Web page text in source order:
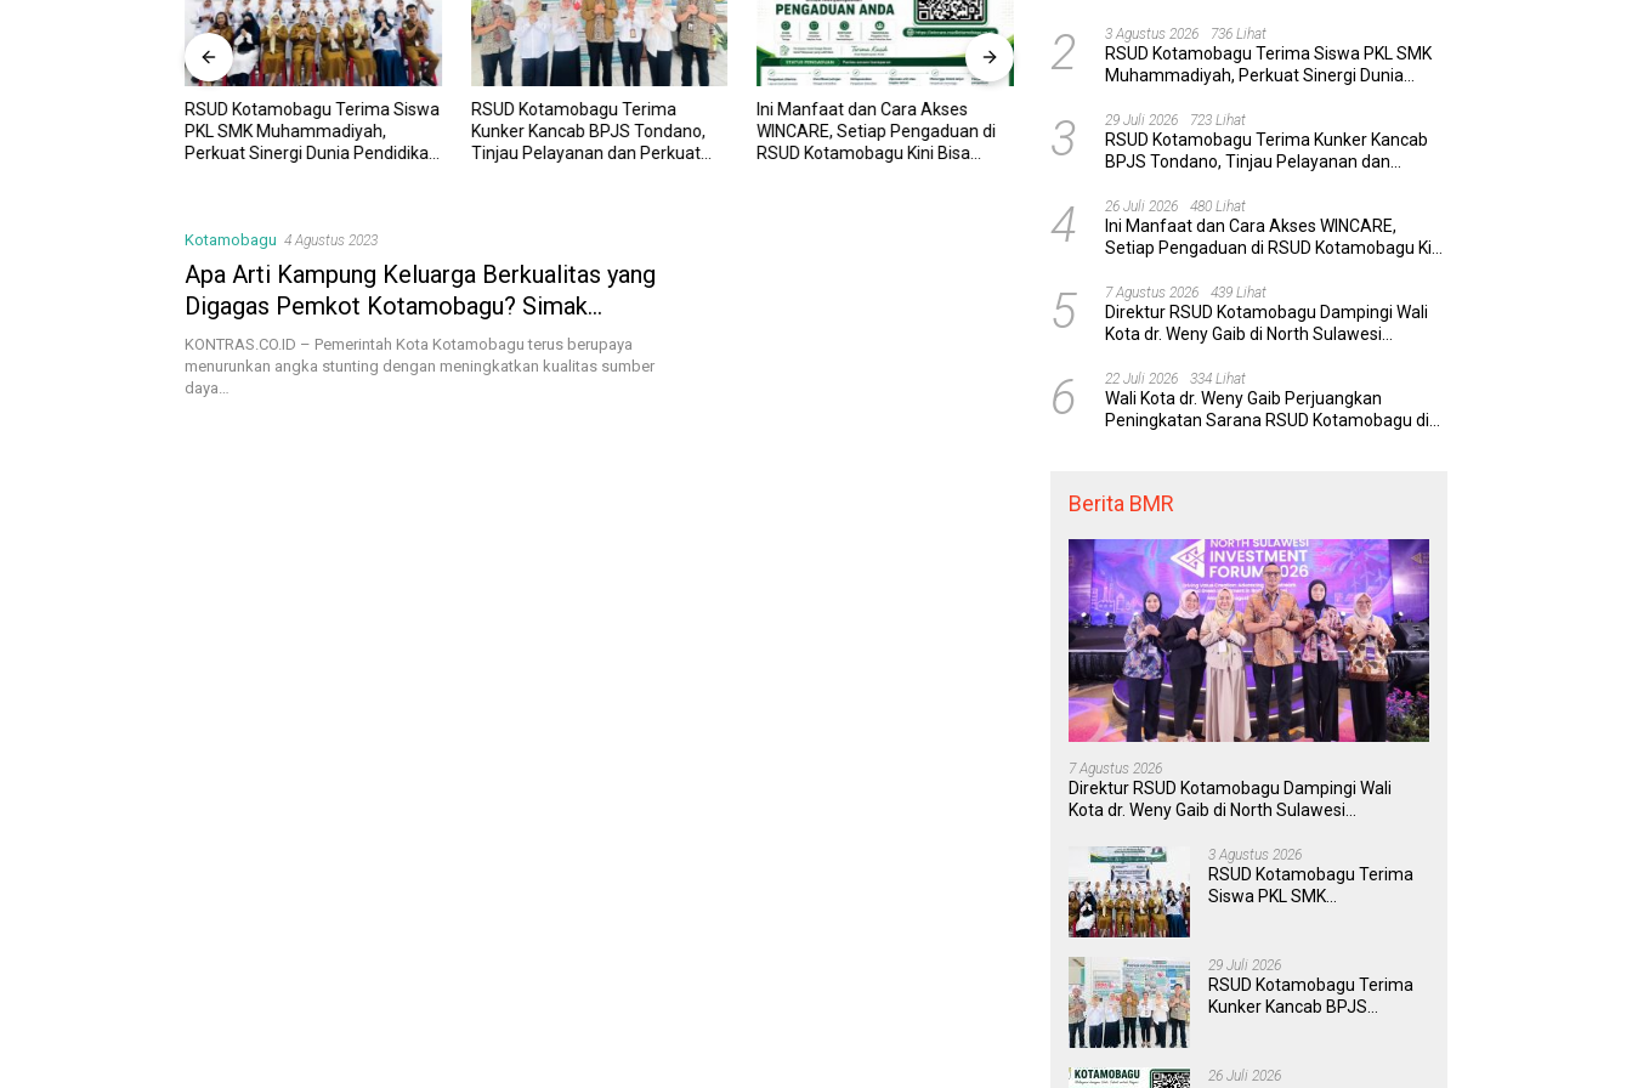
RSUD Kotamobagu Terima Siswa
PKL SMK Muhammadiyah,
Perkuat Sinergi Dunia Pendidikan
RSUD Kotamobagu Terima
Kunker Kancab BPJS Tondano,
Tinjau Pelayanan dan Perkuat
Ini Manfaat dan Cara Akses
WINCARE, Setiap Pengaduan di
RSUD Kotamobagu Kini Bisa
RSUD Kotamobagu Hadirkan
WINCARE, Terobosan Digital
untuk Pengaduan Masyarakat
dan Pegawai yang Cepat,
Transparan, dan Responsif
Mongondow Selatan: Jejak
Seorang Bunda Pembaharu dan
Kotamobagu 4 Agustus 2023
Apa Arti Kampung Keluarga Berkualitas yang
Digagas Pemkot Kotamobagu? Simak
Penjelasan Ahmad Yani Umar
KONTRAS.CO.ID – Pemerintah Kota Kotamobagu terus berupaya
menurunkan angka stunting dengan meningkatkan kualitas sumber
daya…
Berkualitas
2 3 Agustus 2026 736 Lihat
RSUD Kotamobagu Terima Siswa PKL SMK
Muhammadiyah, Perkuat Sinergi Dunia
3 29 Juli 2026 723 Lihat
RSUD Kotamobagu Terima Kunker Kancab
BPJS Tondano, Tinjau Pelayanan dan
4 26 Juli 2026 480 Lihat
Ini Manfaat dan Cara Akses WINCARE,
Setiap Pengaduan di RSUD Kotamobagu Kini
5 7 Agustus 2026 439 Lihat
Direktur RSUD Kotamobagu Dampingi Wali
Kota dr. Weny Gaib di North Sulawesi
6 22 Juli 2026 334 Lihat
Wali Kota dr. Weny Gaib Perjuangkan
Peningkatan Sarana RSUD Kotamobagu di
Berita BMR
7 Agustus 2026
Direktur RSUD Kotamobagu Dampingi Wali
Kota dr. Weny Gaib di North Sulawesi
3 Agustus 2026
RSUD Kotamobagu Terima
Siswa PKL SMK
dan Layanan Kesehatan
29 Juli 2026
RSUD Kotamobagu Terima
Kunker Kancab BPJS
Wujudkan UHC
26 Juli 2026